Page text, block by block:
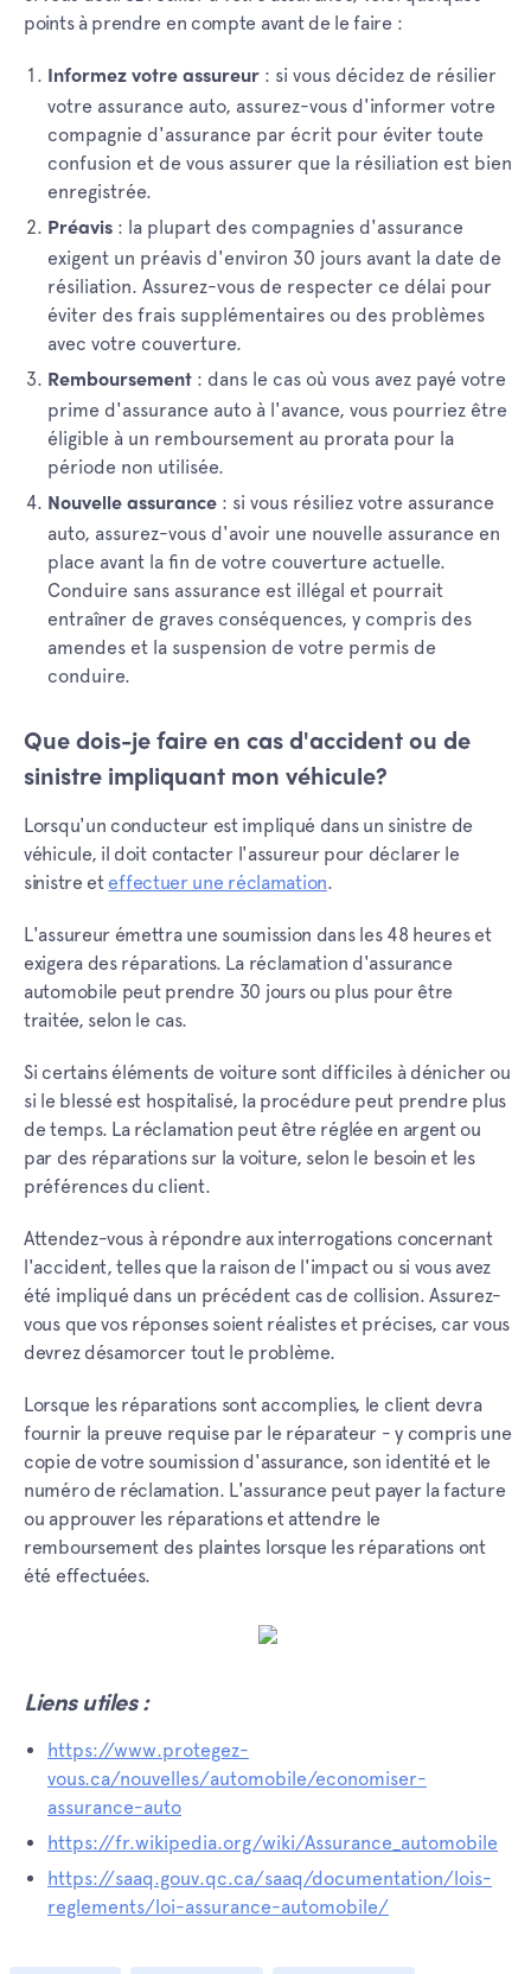
points à prendre en compte avant de le faire :
Informez votre assureur : si vous décidez de résilier
votre assurance auto, assurez-vous d'informer votre
compagnie d'assurance par écrit pour éviter toute
confusion et de vous assurer que la résiliation est bien
enregistrée.
Préavis : la plupart des compagnies d'assurance
exigent un préavis d'environ 30 jours avant la date de
résiliation. Assurez-vous de respecter ce délai pour
éviter des frais supplémentaires ou des problèmes
avec votre couverture.
Remboursement : dans le cas où vous avez payé votre
prime d'assurance auto à l'avance, vous pourriez être
éligible à un remboursement au prorata pour la
période non utilisée.
Nouvelle assurance : si vous résiliez votre assurance
auto, assurez-vous d'avoir une nouvelle assurance en
place avant la fin de votre couverture actuelle.
Conduire sans assurance est illégal et pourrait
entraîner de graves conséquences, y compris des
amendes et la suspension de votre permis de
conduire.
Que dois-je faire en cas d'accident ou de
sinistre impliquant mon véhicule?
Lorsqu'un conducteur est impliqué dans un sinistre de
véhicule, il doit contacter l'assureur pour déclarer le
sinistre et effectuer une réclamation.
L'assureur émettra une soumission dans les 48 heures et
exigera des réparations. La réclamation d'assurance
automobile peut prendre 30 jours ou plus pour être
traitée, selon le cas.
Si certains éléments de voiture sont difficiles à dénicher ou
si le blessé est hospitalisé, la procédure peut prendre plus
de temps. La réclamation peut être réglée en argent ou
par des réparations sur la voiture, selon le besoin et les
préférences du client.
Attendez-vous à répondre aux interrogations concernant
l'accident, telles que la raison de l'impact ou si vous avez
été impliqué dans un précédent cas de collision. Assurez-
vous que vos réponses soient réalistes et précises, car vous
devrez désamorcer tout le problème.
Lorsque les réparations sont accomplies, le client devra
fournir la preuve requise par le réparateur - y compris une
copie de votre soumission d'assurance, son identité et le
numéro de réclamation. L'assurance peut payer la facture
ou approuver les réparations et attendre le
remboursement des plaintes lorsque les réparations ont
été effectuées.
Liens utiles :
https://www.protegez-
vous.ca/nouvelles/automobile/economiser-
assurance-auto
https://fr.wikipedia.org/wiki/Assurance_automobile
https://saaq.gouv.qc.ca/saaq/documentation/lois-
reglements/loi-assurance-automobile/